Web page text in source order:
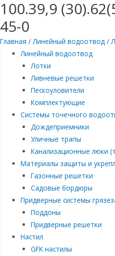
100.39,9
45-0
Главная /Линейный водоотвод /
Линейный водоотвод
Лотки
Ливневые решетки
Пескоуловители
Комплектующие
Системы точечного
Дождеприемники
Уличные трапы
Канализационные люки
Материалы защиты и
Газонные решетки
Садовые бордюры
Придверные системы
Поддоны
Придверные решетки
Настил
GFK настилы